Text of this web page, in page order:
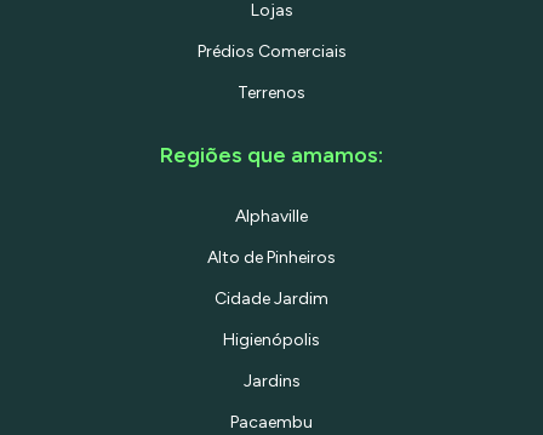
Lojas
Prédios Comerciais
Terrenos
Regiões que amamos:
Alphaville
Alto de Pinheiros
Cidade Jardim
Higienópolis
Jardins
Pacaembu